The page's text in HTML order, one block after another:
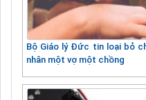
Bộ Giáo lý Đức tin loại bỏ
nhân một vợ một chồng